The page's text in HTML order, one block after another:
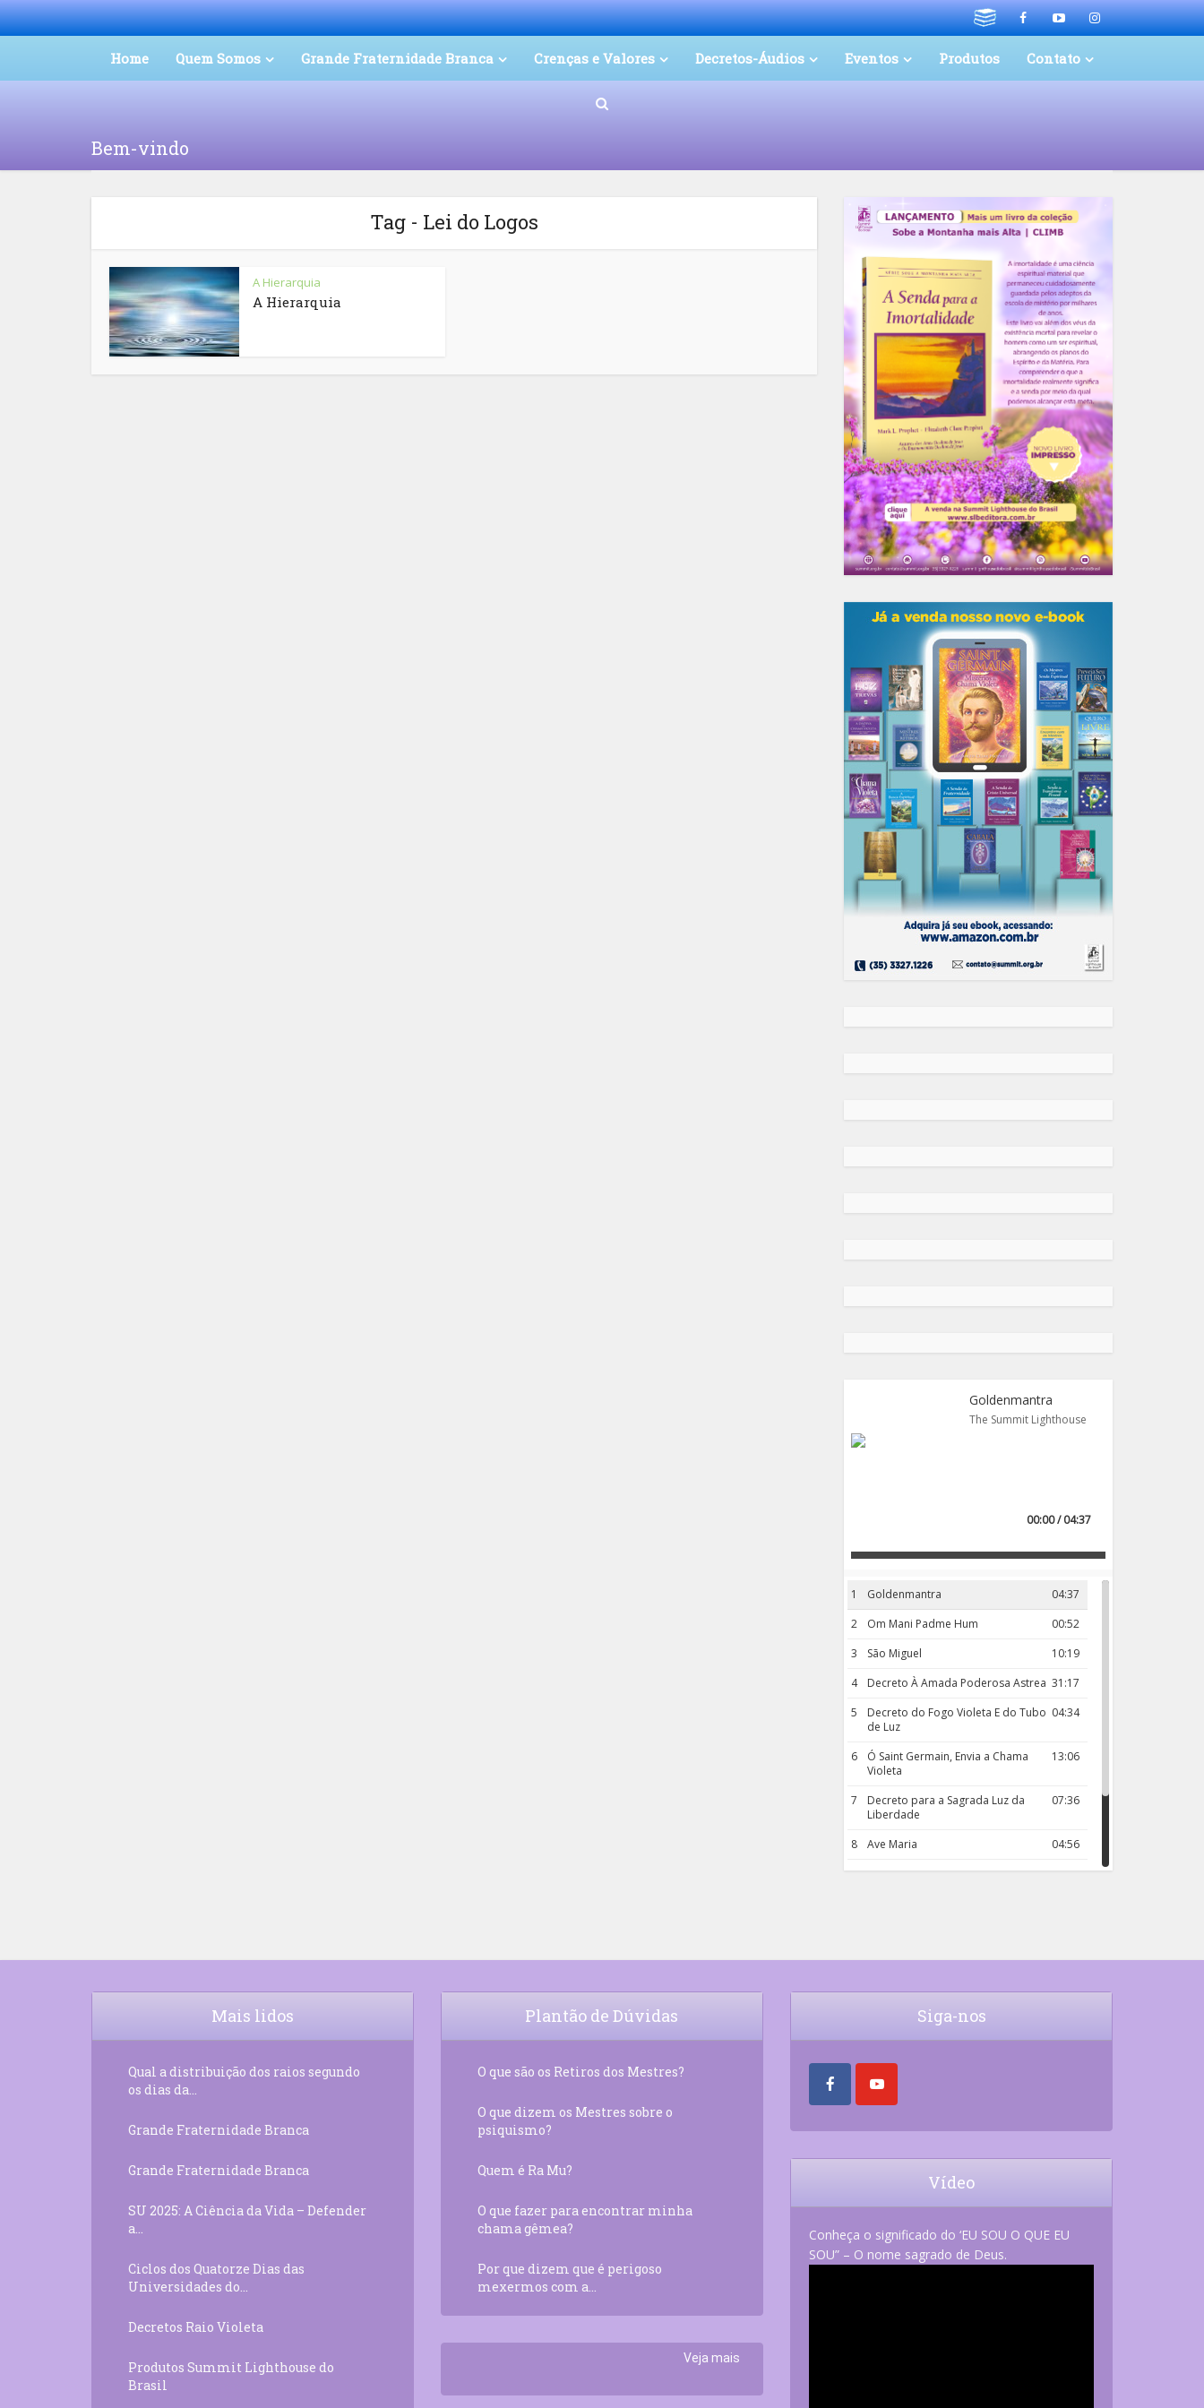
Home Quem Somos Grande Fraternidade Branca Crenças e Valores Decretos-Áudios Eventos Produtos Contato
Bem-vindo
Tag - Lei do Logos
A Hierarquia
A Hierarquia
Goldenmantra
The Summit Lighthouse
00:00 / 04:37
1 04:37
Goldenmantra
2
00:52
Om Mani Padme Hum
3
10:19
São Miguel
4
31:17
Decreto À Amada Poderosa Astrea
5
04:34
Decreto do Fogo Violeta E do Tubo
de Luz
6
13:06
Ó Saint Germain, Envia a Chama
Violeta
7
07:36
Decreto para a Sagrada Luz da
Liberdade
8
04:56
Ave Maria
9
18:00
Rosário da Criança
Mais lidos
Qual a distribuição dos raios segundo
os dias da...
Grande Fraternidade Branca
Grande Fraternidade Branca
SU 2025: A Ciência da Vida – Defender
a...
Ciclos dos Quatorze Dias das
Universidades do...
Decretos Raio Violeta
Produtos Summit Lighthouse do
Brasil
Plantão de Dúvidas
O que são os Retiros dos Mestres?
O que dizem os Mestres sobre o
psiquismo?
Quem é Ra Mu?
O que fazer para encontrar minha
chama gêmea?
Por que dizem que é perigoso
mexermos com a...
Veja mais
Siga-nos
Vídeo
Conheça o significado do ‘EU SOU O QUE EU
SOU” – O nome sagrado de Deus.